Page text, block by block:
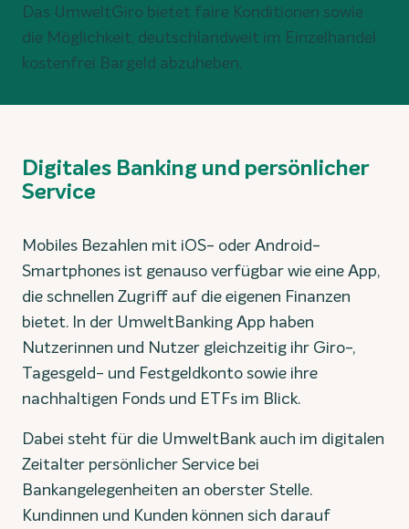
Das UmweltGiro bietet faire Konditionen sowie
die Möglichkeit, deutschlandweit im Einzelhandel
kostenfrei Bargeld abzuheben.
Digitales Banking und persönlicher
Service
Mobiles Bezahlen mit iOS- oder Android-
Smartphones ist genauso verfügbar wie eine App,
die schnellen Zugriff auf die eigenen Finanzen
bietet. In der UmweltBanking App haben
Nutzerinnen und Nutzer gleichzeitig ihr Giro-,
Tagesgeld- und Festgeldkonto sowie ihre
nachhaltigen Fonds und ETFs im Blick.
Dabei steht für die UmweltBank auch im digitalen
Zeitalter persönlicher Service bei
Bankangelegenheiten an oberster Stelle.
Kundinnen und Kunden können sich darauf